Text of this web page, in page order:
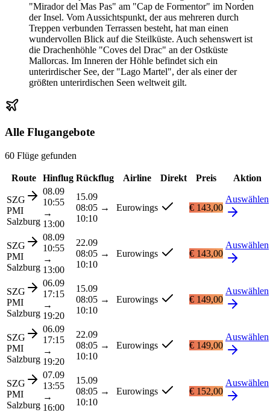
"Mirador del Mas Pas" am "Cap de Formentor" im Norden
der Insel. Vom Aussichtspunkt, der aus mehreren durch
Treppen verbunden Terrassen besteht, hat man einen
wundervollen Blick auf die Steilküste. Auch sehenswert ist
die Drachenhöhle "Coves del Drac" an der Ostküste
Mallorcas. Im Inneren der Höhle befindet sich ein
unterirdischer See, der "Lago Martel", der als einer der
größten unterirdischen Seen weltweit gilt.
Alle Flugangebote
60 Flüge gefunden
Route Hinflug Rückflug Airline Direkt Preis Aktion
SZG
PMI
Salzburg
08.09
10:55
→
13:00
15.09
08:05 →
10:10
Eurowings € 143,00
Auswählen
SZG
PMI
Salzburg
08.09
10:55
→
13:00
22.09
08:05 →
10:10
Eurowings € 143,00
Auswählen
SZG
PMI
Salzburg
06.09
17:15
→
19:20
15.09
08:05 →
10:10
Eurowings € 149,00
Auswählen
SZG
PMI
Salzburg
06.09
17:15
→
19:20
22.09
08:05 →
10:10
Eurowings € 149,00
Auswählen
SZG
PMI
Salzburg
07.09
13:55
→
16:00
15.09
08:05 →
10:10
Eurowings € 152,00
Auswählen